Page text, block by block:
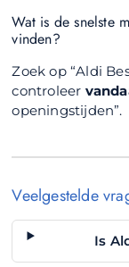
Wat is de snelste
vinden?
Zoek op “Aldi
controleer
openingstijden”.
Veelgestelde
Is